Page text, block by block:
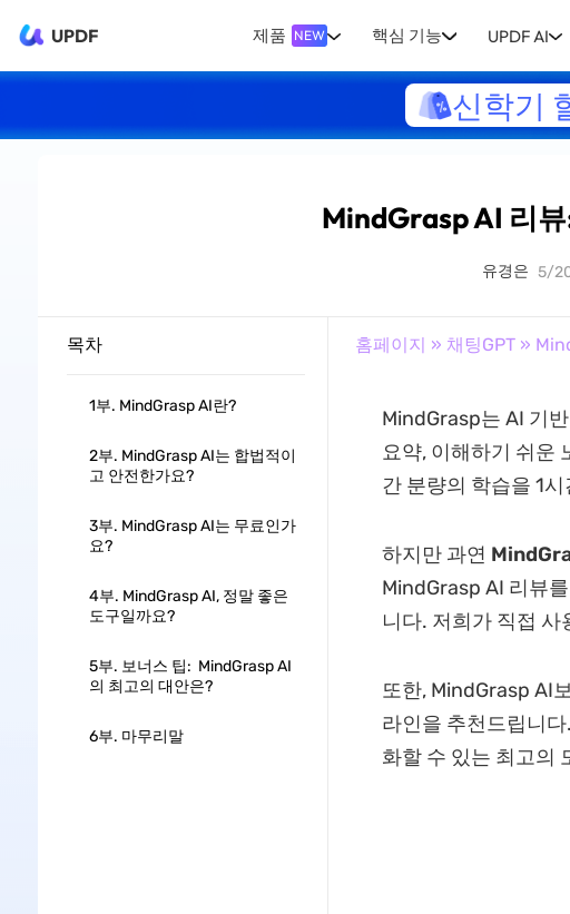
UPDF 제품 NEW 핵심 기능 UPDF AI
신학기
MindGrasp AI 리
유경은 5/
목차
1부. MindGrasp AI란?
2부. MindGrasp AI는 합법적이
고 안전한가요?
3부. MindGrasp AI는 무료인가
요?
4부. MindGrasp AI, 정말 좋은
도구일까요?
5부. 보너스 팁: MindGrasp AI
의 최고의 대안은?
6부. 마무리말
홈페이지 » 채팅GPT»
MindGrasp는 AI 기
요약, 이해하기 쉬운
간 분량의 학습을 1
하지만 과연
MindGrasp AI 리뷰
니다. 저희가 직접
또한, MindGrasp AI
라인을 추천드립니
화할 수 있는 최고의